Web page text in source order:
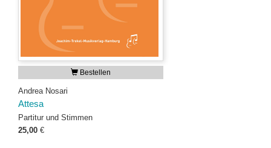
Bestellen
Andrea Nosari
Attesa
Partitur und Stimmen
25,00 €